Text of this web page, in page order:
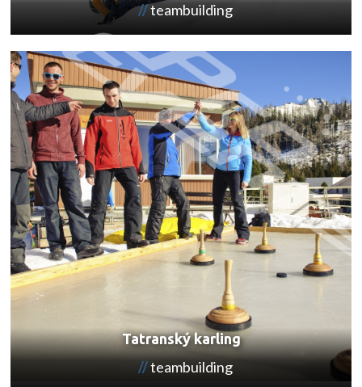
teambuilding
Tatranský karling
teambuilding